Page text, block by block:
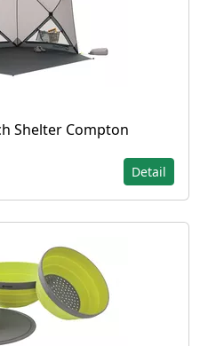
Shelter Compton
Detail